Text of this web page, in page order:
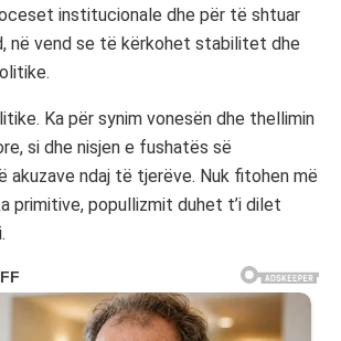
institucionale dhe për të shtuar
në vend se të kërkohet stabilitet dhe
Ka për synim vonesën dhe thellimin
si dhe nisjen e fushatës së
akuzave ndaj të tjerëve. Nuk fitohen më
primitive, popullizmit duhet t’i dilet